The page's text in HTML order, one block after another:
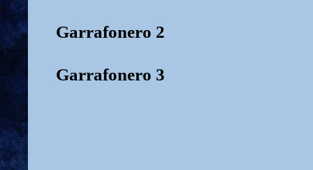
Garrafonero 2
Garrafonero 3